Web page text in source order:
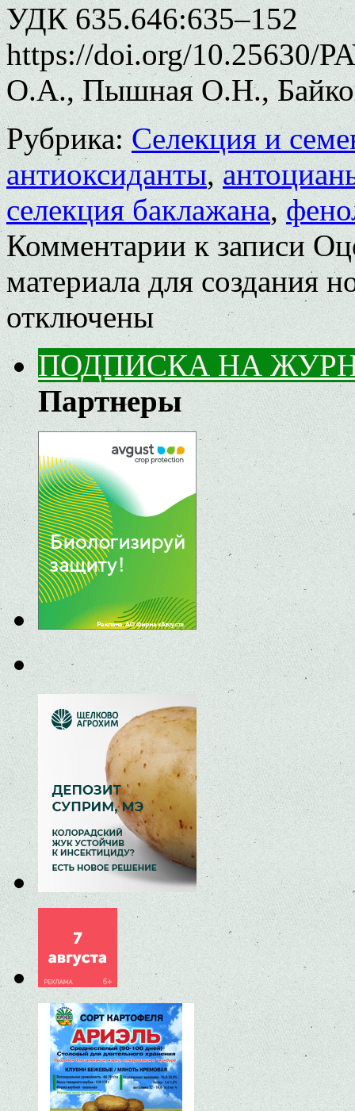
УДК 635.646:635–152
https://doi.org/10.25630/
О.А., Пышная О.Н.,
Рубрика: Селекция и
антиоксиданты,
селекция баклажана,
Комментариик записи
материала для создания
отключены
ПОДПИСКА НА
Партнеры